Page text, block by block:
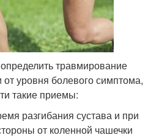
травмирование
уровня болевого симптома,
такие приемы:
разгибания сустава и при
от коленной чашечки